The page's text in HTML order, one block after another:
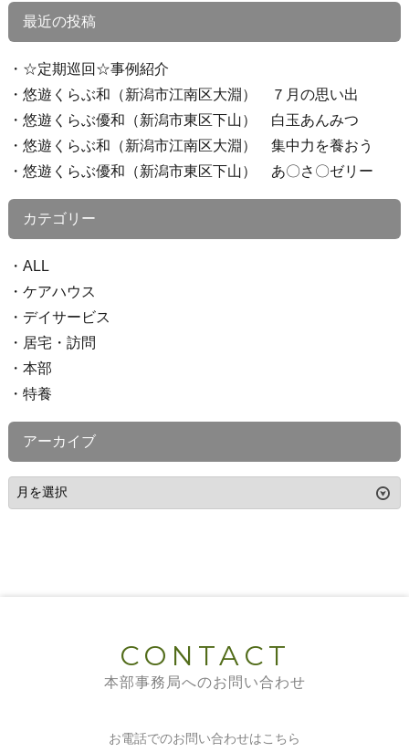
最近の投稿
☆定期巡回☆事例紹介
悠遊くらぶ和（新潟市江南区大淵） ７月の思い出
悠遊くらぶ優和（新潟市東区下山） 白玉あんみつ
悠遊くらぶ和（新潟市江南区大淵） 集中力を養おう
悠遊くらぶ優和（新潟市東区下山） あ〇さ〇ゼリー
カテゴリー
ALL
ケアハウス
デイサービス
居宅・訪問
本部
特養
アーカイブ
CONTACT
本部事務局へのお問い合わせ
お電話でのお問い合わせはこちら